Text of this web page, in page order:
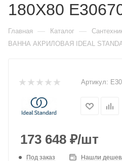
180X80
Главная — Каталог —
ВАННА АКРИЛОВАЯ IDEAL
Артикул:
173 648 ₽/шт
Под заказ Нашли